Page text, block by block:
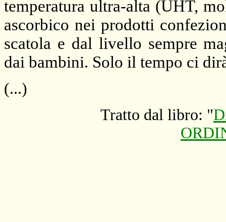
temperatura ultra-alta (UHT,
ascorbico nei prodotti
scatola e dal livello sempre
dai bambini. Solo il tempo ci
(...)
Tratto dal libro: "